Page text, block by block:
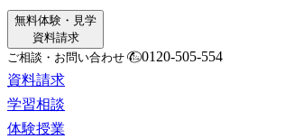
無料体験・見学
資料請求
ご相談・お問い合わせ
0120-505-554
資料請求
学習相談
体験授業